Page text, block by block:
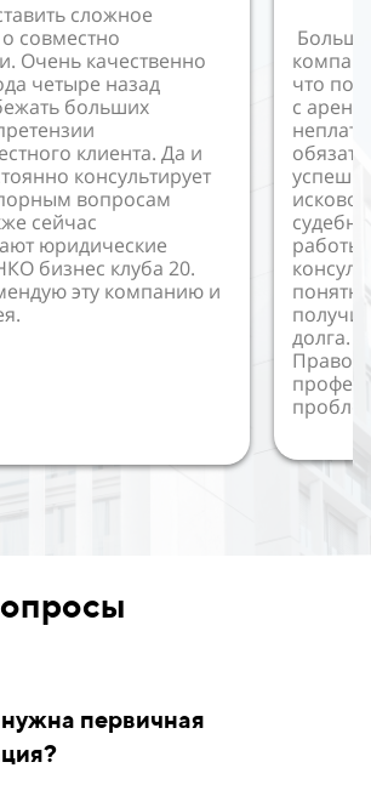
сложное
совместно
Очень качественно
четыре назад
больших
клиента. Да и
консультирует
вопросам
сейчас
юридические
бизнес клуба 20.
эту компанию и
что
с
работы
долга.
первичная